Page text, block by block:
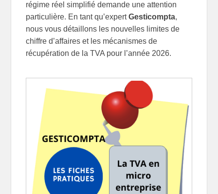
régime réel simplifié demande une attention
particulière. En tant qu’expertGesticompta,
nous vous détaillons les nouvelles limites de
chiffre d’affaires et les mécanismes de
récupération de la TVA pour l’année 2026.